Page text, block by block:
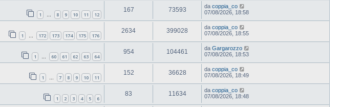
1 8 9 10 11 12
167 73593 da coppia_co
07/08/2026, 18:58
1 … 172 173 174 175 176
2634 399028 da coppia_co
07/08/2026, 18:55
1 … 60 61 62 63 64
954 104461 da Gargarozzo
07/08/2026, 18:53
1 … 7 8 9 10 11
152 36628 da coppia_co
07/08/2026, 18:49
1 2 3 4 5 6
83 11634 da coppia_co
07/08/2026, 18:48